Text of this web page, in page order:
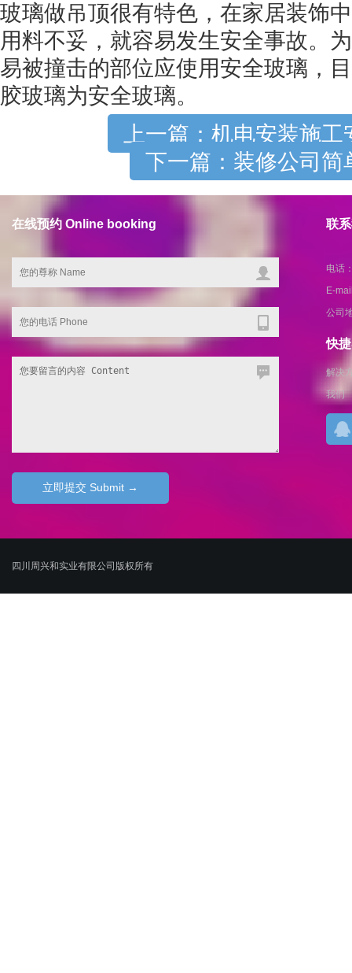
玻璃做吊顶很有特色，在家居装饰
用料不妥，就容易发生安全事故。
易被撞击的部位应使用安全玻璃，
胶玻璃为安全玻璃。
上一篇：机电安装施
下一篇：装修公司简
在线预约 Online booking 联
电话
E-
公司
快
解决
我们
四川周兴和实业有限公司版权所有